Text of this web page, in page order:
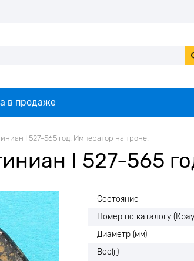
в продаже
I 527-565 год. Император на троне.
I 527-565
Состояние
Номер по каталогу
Диаметр (мм)
Вес(г)